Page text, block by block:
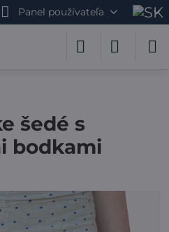
Panel používateľa
šedé s
bodkami